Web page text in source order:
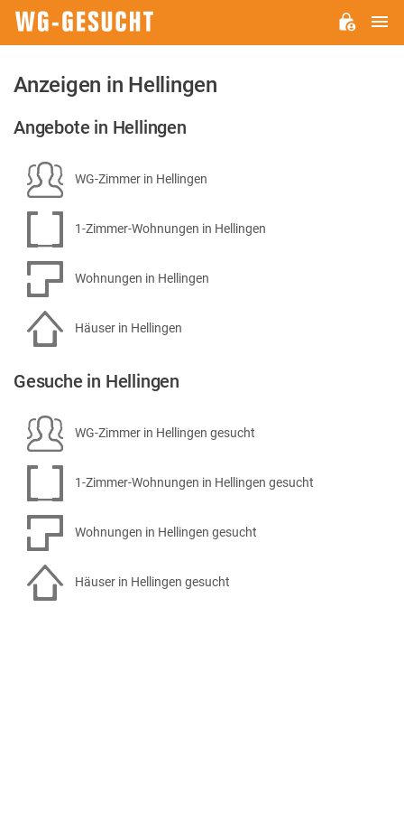
Anzeigen in Hellingen
Angebote in Hellingen
WG-Zimmer in Hellingen
1-Zimmer-Wohnungen in Hellingen
Wohnungen in Hellingen
Häuser in Hellingen
Gesuche in Hellingen
WG-Zimmer in Hellingen gesucht
1-Zimmer-Wohnungen in Hellingen gesucht
Wohnungen in Hellingen gesucht
Häuser in Hellingen gesucht